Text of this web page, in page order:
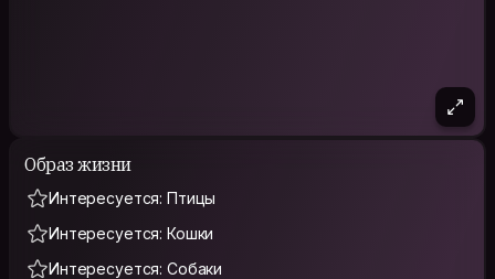
Образ жизни
Интересуется: Птицы
Интересуется: Кошки
Интересуется: Собаки